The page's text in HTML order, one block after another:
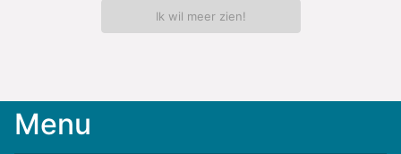
Ik wil meer zien!
Meld
Menu